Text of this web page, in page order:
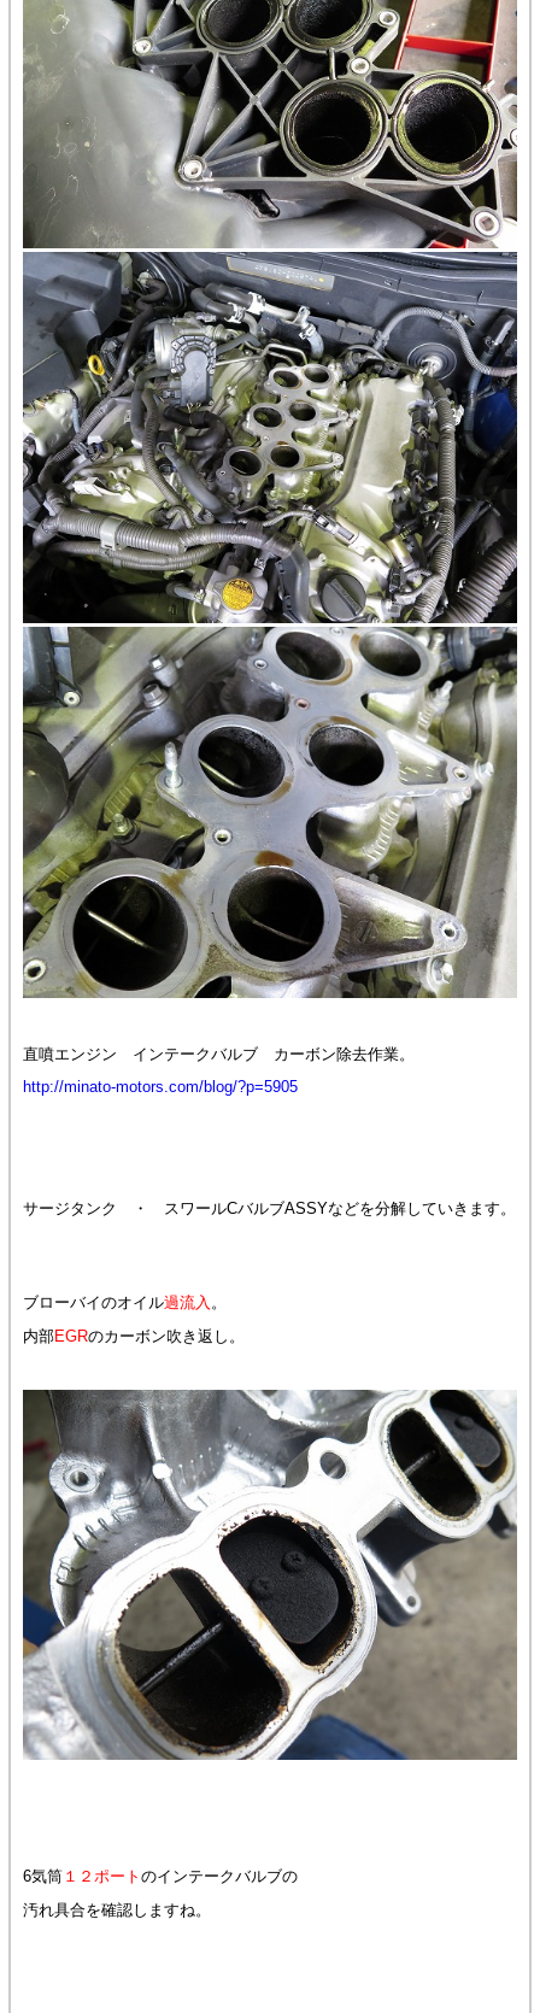
直噴エンジン インテークバルブ カーボン除去作業。
http://minato-motors.com/blog/?p=5905
サージタンク ・ スワールCバルブASSYなどを分解していきます。
ブローバイのオイル過流入 。
内部EGRのカーボン吹き返し。
6気筒１２ポート のインテークバルブの
汚れ具合を確認しますね。